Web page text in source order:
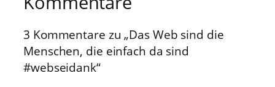
3 Kommentare zu „Das Web sind die
Menschen, die einfach da sind
#webseidank“